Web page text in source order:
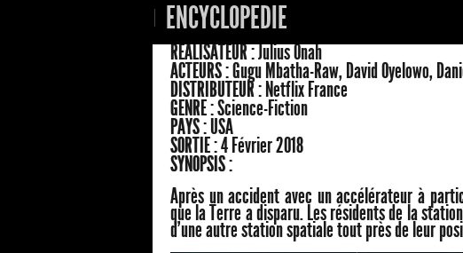
ENCYCLOPEDIE
RÉALISATEUR :Julius Onah
ACTEURS :Gugu Mbatha-Raw, David Oyelowo,
DISTRIBUTEUR : Netflix France
GENRE :Science-Fiction
PAYS :USA
SORTIE :4 Février 2018
SYNOPSIS :
Après un accident avec un accélérateur à
que la Terre a disparu. Les résidents de la
d'une autre station spatiale tout près de leur